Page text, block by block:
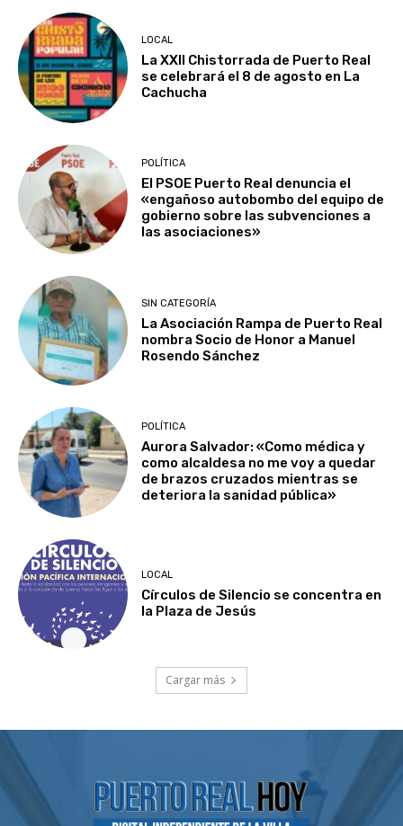
LOCAL
La XXII Chistorrada de Puerto Real
se celebrará el 8 de agosto en La
Cachucha
POLÍTICA
El PSOE Puerto Real denuncia el
«engañoso autobombo del equipo de
gobierno sobre las subvenciones a
las asociaciones»
SIN CATEGORÍA
La Asociación Rampa de Puerto Real
nombra Socio de Honor a Manuel
Rosendo Sánchez
POLÍTICA
Aurora Salvador: «Como médica y
como alcaldesa no me voy a quedar
de brazos cruzados mientras se
deteriora la sanidad pública»
LOCAL
Círculos de Silencio se concentra en
la Plaza de Jesús
Cargar más